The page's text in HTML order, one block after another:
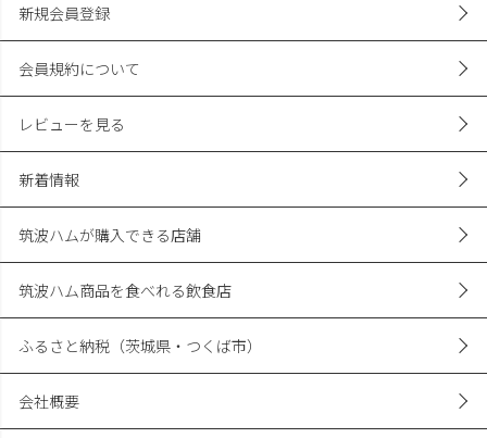
新規会員登録
会員規約について
レビューを見る
新着情報
筑波ハムが購入できる店舗
筑波ハム商品を食べれる飲食店
ふるさと納税（茨城県・つくば市）
会社概要